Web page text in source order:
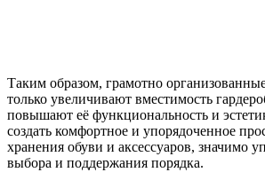
Таким образом, грамотно
только увеличивают вместимость
повышают её функциональность и
создать комфортное и упорядоченное
хранения обуви и аксессуаров, значимо
выбора и поддержания порядка.